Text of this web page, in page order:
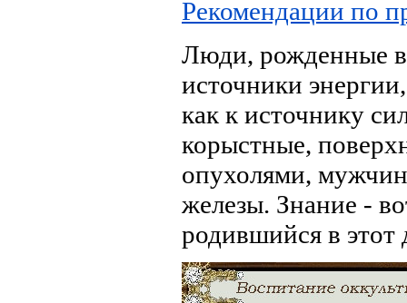
Рекомендации по
Люди, рожденные в
источники
как к источнику
корыстные,
опухолями,
железы. Знание -
родившийся в этот